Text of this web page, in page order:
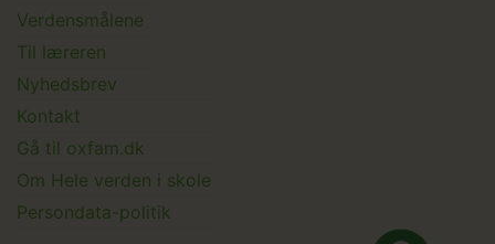
Verdensmålene
Til læreren
Main
Submenu
Nyhedsbrev
Kontakt
Gå til oxfam.dk
Om Hele verden i skole
Persondata-politik